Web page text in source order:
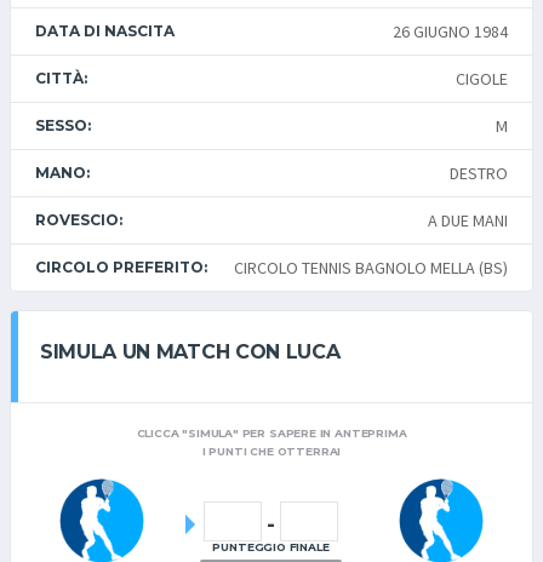
DATA DI NASCITA 26 GIUGNO 1984
CITTÀ: CIGOLE
SESSO: M
MANO: DESTRO
ROVESCIO: A DUE MANI
CIRCOLO PREFERITO: CIRCOLO TENNIS BAGNOLO MELLA (BS)
SIMULA UN MATCH CON LUCA
CLICCA "SIMULA" PER SAPERE IN ANTEPRIMA
I PUNTI CHE OTTERRAI
-
PUNTEGGIO FINALE